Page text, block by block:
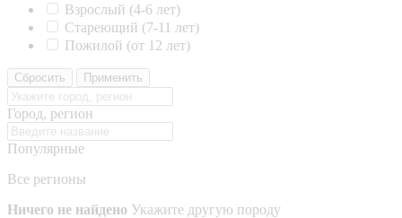
Взрослый (4-6 лет)
Стареющий (7-11 лет)
Пожилой (от 12 лет)
Сбросить Применить
Город, регион
Популярные
Все регионы
Ничего не найдено Укажите другую породу